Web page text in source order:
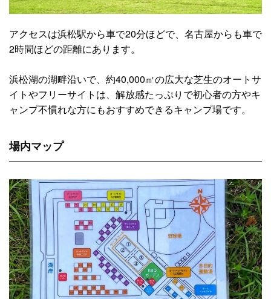
アクセスは浜松駅から車で20分ほどで、名古屋からも車で
2時間ほどの距離にあります。
浜松湖の湖畔沿いで、約40,000㎡の広大な芝生のオートサ
イトやフリーサイトは、解放感たっぷりで初心者の方やキ
ャンプ不慣れな方にもおすすめできるキャンプ場です。
場内マップ